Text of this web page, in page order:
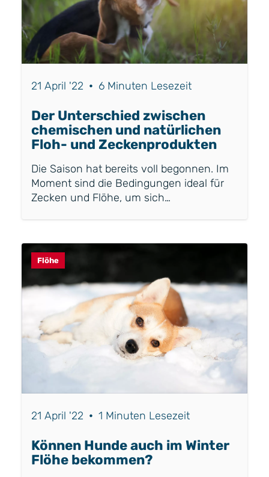
und ist eine Belastung für Leber und...
21 April '22 • 6 Minuten Lesezeit
Der Unterschied zwischen
chemischen und natürlichen
Floh- und Zeckenprodukten
Die Saison hat bereits voll begonnen. Im
Moment sind die Bedingungen ideal für
Zecken und Flöhe, um sich
gegen Flöhe und Zecken zu schützen. Es
gibt jedoch viele verschiedene Produkte
auf dem Markt und die Auswahl ist riesig.
Dabei kann man zwischen vielen
chemischen und einigen natürlichen
Anti-Floh-Produkten wählen. Aus
Erfahrung hat sich gezeigt, dass viele
Hundeliebhaber nicht wissen, was der
Unterschied in der Wir...
Flöhe
21 April '22 • 1 Minuten Lesezeit
Können Hunde auch im Winter
Flöhe bekommen?